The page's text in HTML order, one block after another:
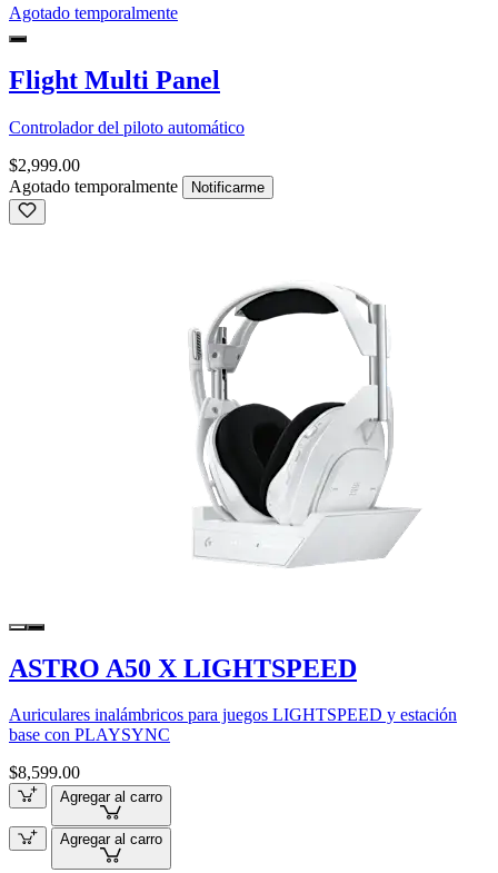
Agotado temporalmente
Flight Multi Panel
Controlador del piloto automático
$2,999.00
Agotado temporalmente
Notificarme
ASTRO A50 X LIGHTSPEED
Auriculares inalámbricos para juegos LIGHTSPEED y estación
base con PLAYSYNC
$8,599.00
Agregar al carro
Agregar al carro